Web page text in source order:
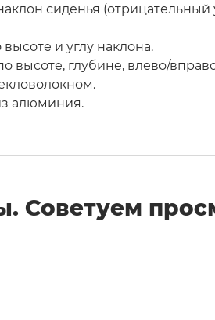
сиденья
и углу наклона.
высоте, глубине, влево/
алюминия.
Советуем